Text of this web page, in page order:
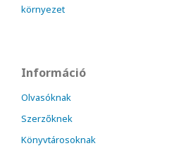
környezet
Információ
Olvasóknak
Szerzőknek
Könyvtárosoknak